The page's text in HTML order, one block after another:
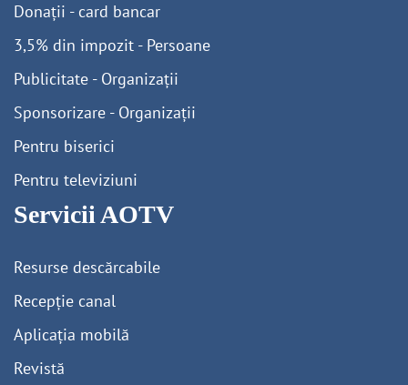
Donații - card bancar
3,5% din impozit - Persoane
Publicitate - Organizații
Sponsorizare - Organizații
Pentru biserici
Pentru televiziuni
Servicii AOTV
Resurse descărcabile
Recepție canal
Aplicația mobilă
Revistă